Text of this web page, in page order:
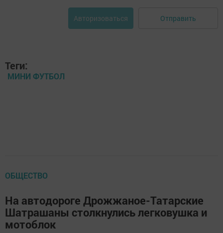
Авторизоваться Отправить
Теги:
МИНИ ФУТБОЛ
ОБЩЕСТВО
На автодороге Дрожжаное-Татарские
Шатрашаны столкнулись легковушка и
мотоблок